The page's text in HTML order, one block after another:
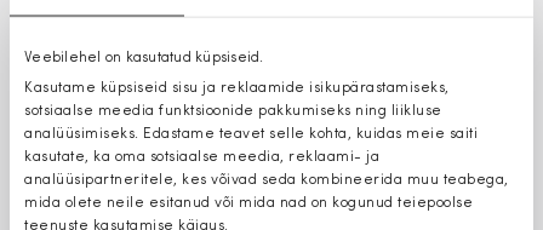
Veebilehel on kasutatud küpsiseid.
Kasutame küpsiseid sisu ja reklaamide isikupärastamiseks,
sotsiaalse meedia funktsioonide pakkumiseks ning liikluse
analüüsimiseks. Edastame teavet selle kohta, kuidas meie saiti
kasutate, ka oma sotsiaalse meedia, reklaami- ja
analüüsipartneritele, kes võivad seda kombineerida muu teabega,
mida olete neile esitanud või mida nad on kogunud teiepoolse
teenuste kasutamise käigus.